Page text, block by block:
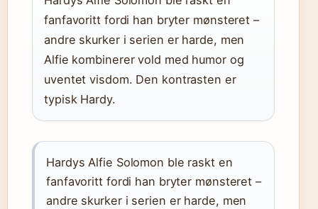
fanfavoritt fordi han bryter mønsteret –
andre skurker i serien er harde, men
Alfie kombinerer vold med humor og
uventet visdom. Den kontrasten er
typisk Hardy.
Hardys Alfie Solomon ble raskt en
fanfavoritt fordi han bryter mønsteret –
andre skurker i serien er harde, men